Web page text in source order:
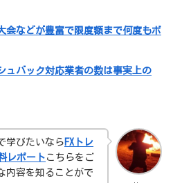
会などが豊富で限度額まで何度もボ
ュバック対応業者の数は事実上の
学びたいなら FXトレ
レポート こちらをご
内容を知ることがで